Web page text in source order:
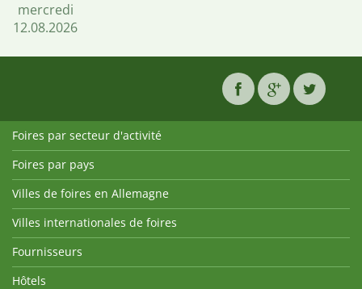
mercredi
12.08.2026
Foires par secteur d'activité
Foires par pays
Villes de foires en Allemagne
Villes internationales de foires
Fournisseurs
Hôtels